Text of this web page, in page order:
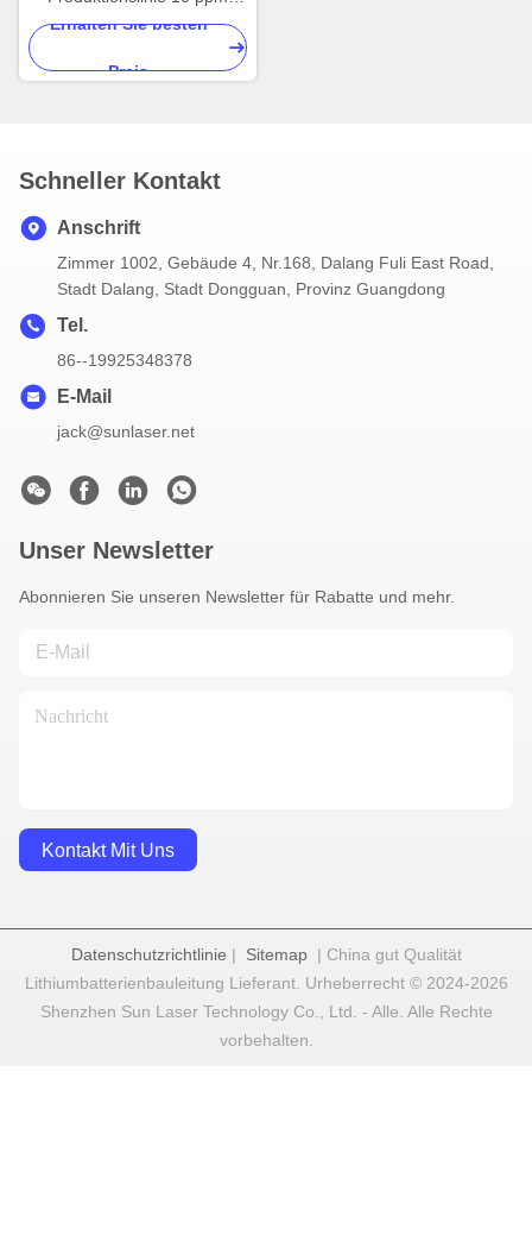
Lithium Batterie Pack
Herstellung
Erhalten Sie besten
Preis
Schneller Kontakt
Anschrift
Zimmer 1002, Gebäude 4, Nr.168, Dalang Fuli East Road,
Stadt Dalang, Stadt Dongguan, Provinz Guangdong
Tel.
86--19925348378
E-Mail
jack@sunlaser.net
Unser Newsletter
Abonnieren Sie unseren Newsletter für Rabatte und mehr.
Kontakt Mit Uns
Datenschutzrichtlinie | Sitemap| China gut Qualität
Lithiumbatterienbauleitung Lieferant. Urheberrecht © 2024-2026
Shenzhen Sun Laser Technology Co., Ltd. - Alle. Alle Rechte
vorbehalten.